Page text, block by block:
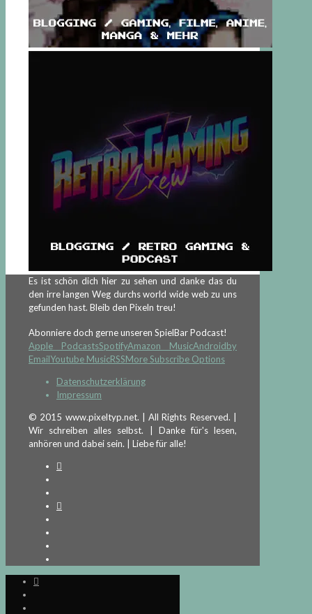
Es ist schön dich hier zu sehen und danke das du
den irre langen Weg durchs world wide web zu uns
gefunden hast. Bleib den Pixeln treu!
Abonniere doch gerne unseren SpielBar Podcast!
Apple PodcastsSpotifyAmazon MusicAndroidby
EmailYoutube MusicRSSMore Subscribe Options
Datenschutzerklärung
Impressum
© 2015 www.pixeltyp.net. | All Rights Reserved. |
Wir schreiben alles selbst. | Danke für's lesen,
anhören und dabei sein. | Liebe für alle!